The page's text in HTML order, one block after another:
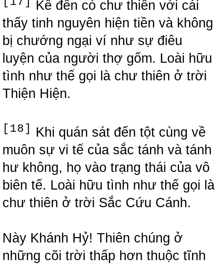
Kế đến có chư thiên với cái
thấy tinh nguyên hiện tiền và không
bị chướng ngại ví như sự điêu
luyện của người thợ gốm. Loài hữu
tình như thế gọi là chư thiên ở trời
Thiện Hiện.
[18]
Khi quán sát đến tột cùng về
muôn sự vi tế của sắc tánh và tánh
hư không, họ vào trạng thái của vô
biên tế. Loài hữu tình như thế gọi là
chư thiên ở trời Sắc Cứu Cánh.
Này Khánh Hỷ! Thiên chúng ở
những cõi trời thấp hơn thuộc tĩnh